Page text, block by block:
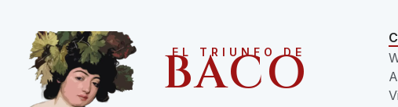
EL TRIUNFO DE
BACO